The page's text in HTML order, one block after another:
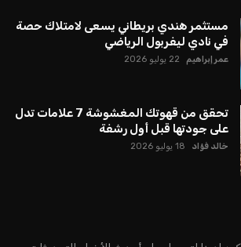
إنفانتينو في طريقه للاحتفاظ بمنصبه
لكرة القدم “فيفا” لفترة رابعة، بعد أن حصل
على تأييد واسع من أكثر من 200 اتحاد وطني من أصل 211 في
يعزز فرصته للفوز في الانتخابات المقررة عام
الأخيرة. حتى الآن، لم يتقدم أي مرشح منافس
ولم تتمكن الأصوات المعارضة من التوصل إلى